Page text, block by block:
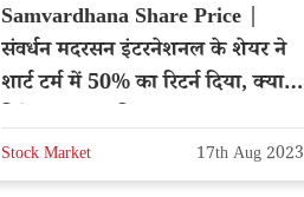
Samvardhana Share Price |
संवर्धन मदरसन इंटरनेशनल के शेयर ने
शार्ट टर्म में 50% का रिटर्न दिया, क्या
Stock Market 17th Aug 2023